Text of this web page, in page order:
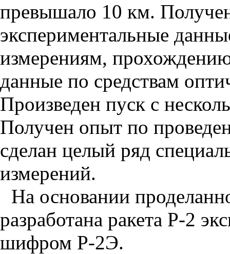
превышало 10 км.
экспериментальные
измерениям,
данные по средствам
Произведен пуск с
Получен опыт по
сделан целый ряд
измерений.
На основании
разработана ракета Р-2
шифром Р-2Э.